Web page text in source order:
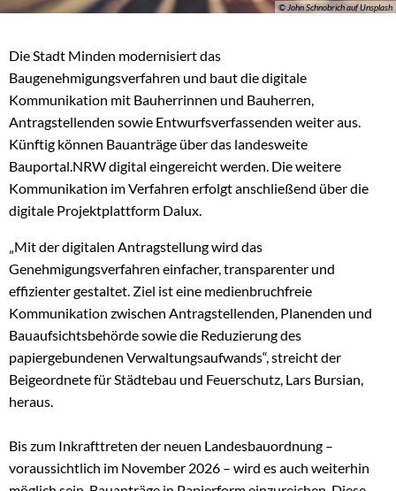
© John Schnobrich auf Unsplash
Die Stadt Minden modernisiert das
Baugenehmigungsverfahren und baut die digitale
Kommunikation mit Bauherrinnen und Bauherren,
Antragstellenden sowie Entwurfsverfassenden weiter aus.
Künftig können Bauanträge über das landesweite
Bauportal.NRW digital eingereicht werden. Die weitere
Kommunikation im Verfahren erfolgt anschließend über die
digitale Projektplattform Dalux.
„Mit der digitalen Antragstellung wird das
Genehmigungsverfahren einfacher, transparenter und
effizienter gestaltet. Ziel ist eine medienbruchfreie
Kommunikation zwischen Antragstellenden, Planenden und
Bauaufsichtsbehörde sowie die Reduzierung des
papiergebundenen Verwaltungsaufwands“, streicht der
Beigeordnete für Städtebau und Feuerschutz, Lars Bursian,
heraus.
Bis zum Inkrafttreten der neuen Landesbauordnung –
voraussichtlich im November 2026 – wird es auch weiterhin